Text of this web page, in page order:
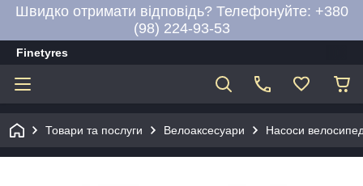
Швидко отримати відповідь? Телефонуйте: +380
(98) 224-93-53
Finetyres
Товари та послуги Велоаксесуари Насоси